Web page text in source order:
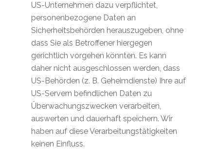
US-Unternehmen dazu verpflichtet,
personenbezogene Daten an
Sicherheitsbehörden herauszugeben, ohne
dass Sie als Betroffener hiergegen
gerichtlich vorgehen könnten. Es kann
daher nicht ausgeschlossen werden, dass
US-Behörden (z. B. Geheimdienste) Ihre auf
US-Servern befindlichen Daten zu
Überwachungszwecken verarbeiten,
auswerten und dauerhaft speichern. Wir
haben auf diese Verarbeitungstätigkeiten
keinen Einfluss.